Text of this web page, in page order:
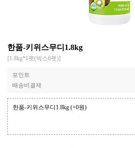
한품-키위스무디1.8kg
[1.8kg*1펫(박스6펫)]
포인트
배송비결제
한품-키위스무디1.8kg (+0원)